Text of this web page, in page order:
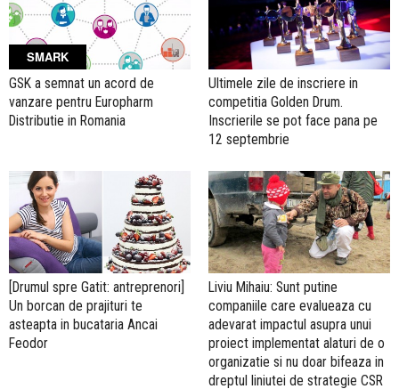
SMARK
GSK a semnat un acord de
vanzare pentru Europharm
Distributie in Romania
Ultimele zile de inscriere in
competitia Golden Drum.
Inscrierile se pot face pana pe
12 septembrie
[Drumul spre Gatit: antreprenori]
Un borcan de prajituri te
asteapta in bucataria Ancai
Feodor
Liviu Mihaiu: Sunt putine
companiile care evalueaza cu
adevarat impactul asupra unui
proiect implementat alaturi de o
organizatie si nu doar bifeaza in
dreptul liniutei de strategie CSR